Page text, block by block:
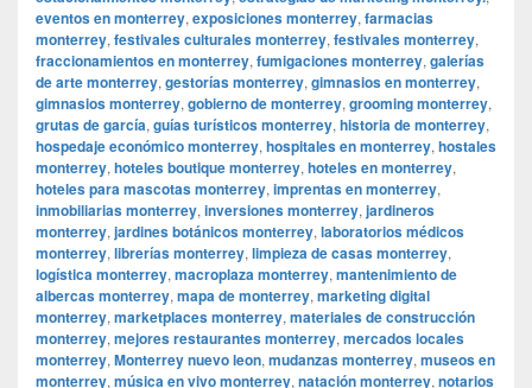
eventos en monterrey, exposiciones monterrey, farmacias
monterrey, festivales culturales monterrey, festivales monterrey,
fraccionamientos en monterrey, fumigaciones monterrey, galerías
de arte monterrey, gestorías monterrey, gimnasios en monterrey,
gimnasios monterrey, gobierno de monterrey, grooming monterrey,
grutas de garcía, guías turísticos monterrey, historia de monterrey,
hospedaje económico monterrey, hospitales en monterrey, hostales
monterrey, hoteles boutique monterrey, hoteles en monterrey,
hoteles para mascotas monterrey, imprentas en monterrey,
inmobiliarias monterrey, inversiones monterrey, jardineros
monterrey, jardines botánicos monterrey, laboratorios médicos
monterrey, librerías monterrey, limpieza de casas monterrey,
logística monterrey, macroplaza monterrey, mantenimiento de
albercas monterrey, mapa de monterrey, marketing digital
monterrey, marketplaces monterrey, materiales de construcción
monterrey, mejores restaurantes monterrey, mercados locales
monterrey, Monterrey nuevo leon, mudanzas monterrey, museos en
monterrey, música en vivo monterrey, natación monterrey, notarios